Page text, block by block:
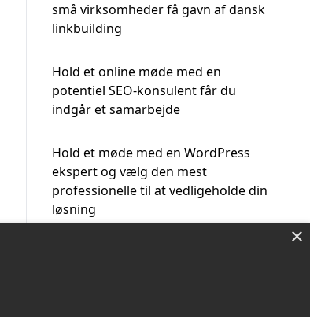
små virksomheder få gavn af dansk
linkbuilding
Hold et online møde med en
potentiel SEO-konsulent får du
indgår et samarbejde
Hold et møde med en WordPress
ekspert og vælg den mest
professionelle til at vedligeholde din
løsning
×